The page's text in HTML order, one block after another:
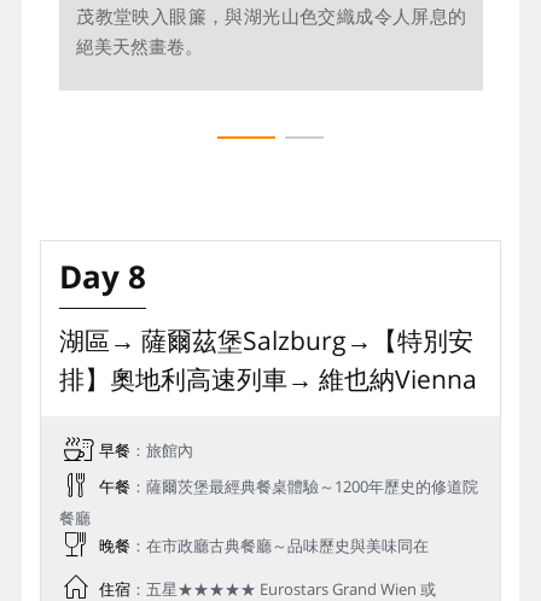
木製梯深入地下礦坑，沿途了解古代礦工開採的
方式，結合燈光光影彷如置身在鐘乳石洞內，是
茂教堂映入眼簾，與湖光山色交織成令人屏息的
絕美天然畫卷。
Day 8
湖區→ 薩爾茲堡Salzburg→【特別安
排】奧地利⾼速列⾞→ 維也納Vienna
早餐 ：旅館內
午餐 ：薩爾茨堡最經典餐桌體驗～1200年歷史的修道院
餐廳
晚餐 ：在市政廳古典餐廳～品味歷史與美味同在
住宿：五星★★★★★ Eurostars Grand Wien 或